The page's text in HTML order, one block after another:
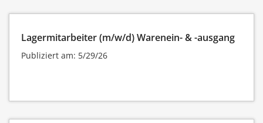
Lagermitarbeiter (m/w/d) Warenein- & -ausgang
Publiziert am: 5/29/26